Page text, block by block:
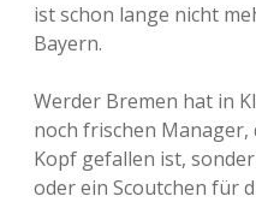
ist schon lange nicht
Bayern.
Werder Bremen hat in
noch frischen
Kopf gefallen ist,
oder ein Scoutchen für